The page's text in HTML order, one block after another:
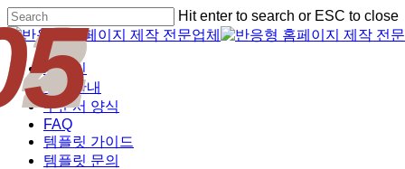
Skip
to
main
content
Hit enter to search or ESC to close
Close
Search
Menu
디자인
비용안내
주문서 양식
FAQ
템플릿 가이드
템플릿 문의